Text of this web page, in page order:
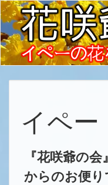
イペ
『花咲爺の
からのお便り